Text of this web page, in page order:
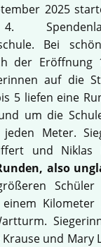
2025
Bei
der Eröffnung
auf die
5 liefen eine
um die
Meter.
und Niklas
also
Kilometer
und Mary